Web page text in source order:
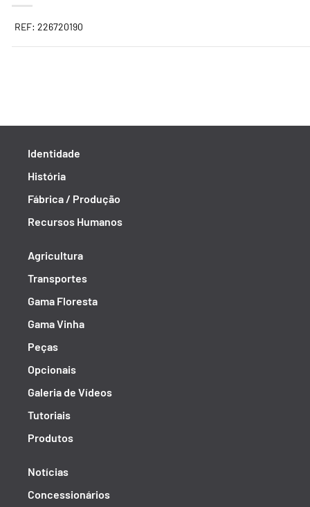
REF: 226720190
Identidade
História
Fábrica / Produção
Recursos Humanos
Agricultura
Transportes
Gama Floresta
Gama Vinha
Peças
Opcionais
Galeria de Vídeos
Tutoriais
Produtos
Notícias
Concessionários